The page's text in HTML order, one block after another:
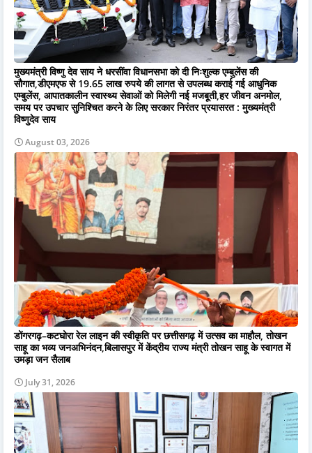
मुख्यमंत्री विष्णु देव साय ने धरसींवा विधानसभा को दी निःशुल्क एम्बुलेंस की
सौगात,डीएमएफ से 19.65 लाख रुपये की लागत से उपलब्ध कराई गई आधुनिक
एम्बुलेंस, आपातकालीन स्वास्थ्य सेवाओं को मिलेगी नई मजबूती,हर जीवन अनमोल,
समय पर उपचार सुनिश्चित करने के लिए सरकार निरंतर प्रयासरत : मुख्यमंत्री
विष्णुदेव साय
August 03, 2026
डोंगरगढ़–कटघोरा रेल लाइन की स्वीकृति पर छत्तीसगढ़ में उत्सव का माहौल, तोखन
साहू का भव्य जनअभिनंदन,बिलासपुर में केंद्रीय राज्य मंत्री तोखन साहू के स्वागत में
उमड़ा जन सैलाब
July 31, 2026